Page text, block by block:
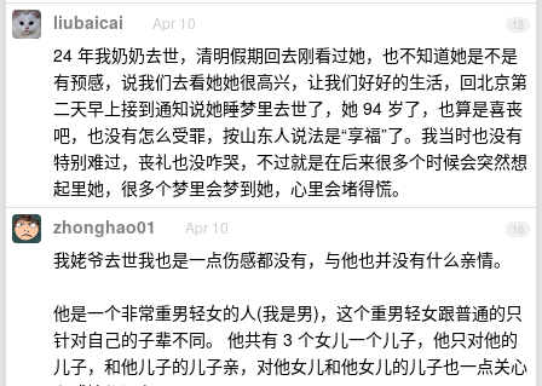
15
liubaicai Apr 10
24 年我奶奶去世，清明假期回去刚看过她，也不知道她是不是
有预感，说我们去看她她很高兴，让我们好好的生活，回北京第
二天早上接到通知说她睡梦里去世了，她 94 岁了，也算是喜丧
吧，也没有怎么受罪，按山东人说法是“享福”了。我当时也没有
特别难过，丧礼也没咋哭，不过就是在后来很多个时候会突然想
起里她，很多个梦里会梦到她，心里会堵得慌。
16
zhonghao01 Apr 10
我姥爷去世我也是一点伤感都没有，与他也并没有什么亲情。
他是一个非常重男轻女的人(我是男)，这个重男轻女跟普通的只
针对自己的子辈不同。 他共有 3 个女儿一个儿子，他只对他的
儿子，和他儿子的儿子亲，对他女儿和他女儿的儿子也一点关心